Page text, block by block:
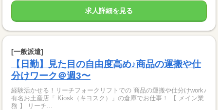
求人詳細を見る
[一般派遣]
【日勤】見た目の自由度高め♪商品の運搬や仕
分けワーク＠週3〜
経験活かせる！リーチフォークリフトでの 商品の運搬や仕分けwork♪
有名お土産店「 Kiosk（キヨスク）」の倉庫でお仕事！ 【 メイン業
務 】 リーチ...